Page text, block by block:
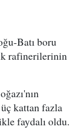
Batı boru
rafinerilerinin
kattan fazla
faydalı oldu.